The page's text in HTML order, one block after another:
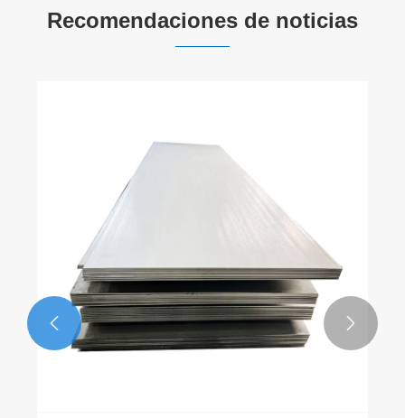
Recomendaciones de noticias
Hoja de acero inoxidable: el metal duradero
y resistente a la corrosión para
innumerables aplicaciones
Ver más >>
 